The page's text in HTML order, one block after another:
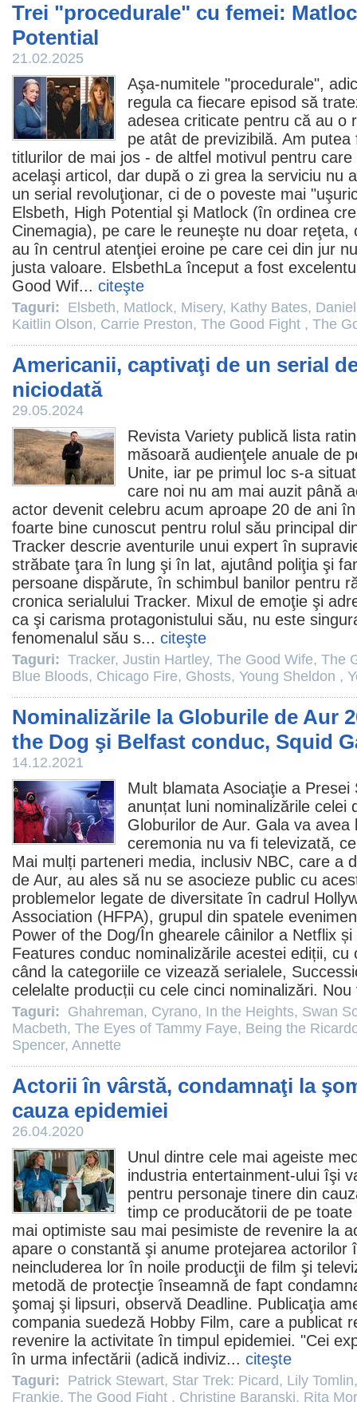
Trei "procedurale" cu femei:
Potential
21.02.2025
Aşa-numitele "procedurale",
regula ca fiecare episod să
adesea criticate pentru că au o
pe atât de previzibilă. Am
titlurilor de mai jos - de altfel motivul pentru
acelaşi articol, dar după o zi grea la serviciu nu
un serial revoluţionar, ci de o poveste mai
Elsbeth, High Potential şi Matlock (în ordinea
Cinemagia), pe care le reuneşte nu doar reţeta,
au în centrul atenţiei eroine pe care cei din jur
justa valoare. ElsbethLa început a fost
Good Wif... citeşte
Taguri: Elsbeth, Matlock, Misery, Kathy Bates,
Kaitlin Olson, Carrie Preston, The Good Fight , The
Americanii, captivaţi de un serial
niciodată
29.05.2024
Revista Variety publică lista
măsoară audienţele anuale de
Unite, iar pe primul loc s-a
care noi nu am mai auzit până
actor devenit celebru acum aproape 20 de ani
foarte bine cunoscut pentru rolul său principal
Tracker descrie aventurile unui expert în
străbate ţara în lung şi în lat, ajutând poliţia şi
persoane dispărute, în schimbul banilor pentru
cronica serialului Tracker. Mixul de emoţie şi
ca şi carisma protagonistului său, nu este
fenomenalul său s... citeşte
Taguri: Tracker, Justin Hartley, The Good Wife, The
Blue Bloods, Chicago Fire, Ghosts, Young Sheldon ,
Nominalizările la Globurile de Aur
the Dog şi Belfast conduc, Squid
14.12.2021
Mult blamata Asociaţie a
anunțat luni nominalizările celei
Globurilor de Aur. Gala va
ceremonia nu va fi televizată,
Mai mulți parteneri media, inclusiv NBC, care a
de Aur, au ales să nu se asocieze public cu
problemelor legate de diversitate în cadrul
Association (HFPA), grupul din spatele
Power of the Dog/În ghearele câinilor a Netflix și
Features conduc nominalizările acestei ediții,
când la categoriile ce vizează serialele,
celelalte producții cu cele cinci nominalizări.
Taguri: Ghahreman, Cyrano, In the Heights, Swan
Macbeth, The Eyes of Tammy Faye, Being the
Spencer, Annette
Actorii în vârstă, condamnaţi la
cauza epidemiei
26.04.2020
Unul dintre cele mai ageiste
industria entertainment-ului îşi
pentru personaje tinere din
timp ce producătorii de pe
mai optimiste sau mai pesimiste de revenire la
apare o constantă şi anume protejarea actorilor
neincluderea lor în noile producţii de film şi
metodă de protecţie înseamnă de fapt
şomaj şi lipsuri, observă Deadline. Publicaţia
compania suedeză Hobby Film, care a publicat
revenire la activitate în timpul epidemiei. "Cei
în urma infectării (adică indiviz... citeşte
Taguri: Patrick Stewart, Star Trek: Picard, Lily Tomlin
Frankie, The Good Fight , Christine Baranski, Rita